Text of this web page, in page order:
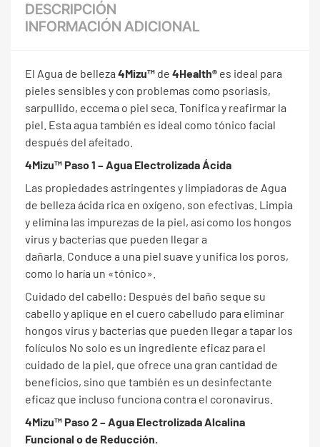
DESCRIPCIÓN
INFORMACIÓN ADICIONAL
El Agua de belleza 4Mizu™ de 4Health® es ideal para
pieles sensibles y con problemas como psoriasis,
sarpullido, eccema o piel seca. Tonifica y reafirmar la
piel. Esta agua también es ideal como tónico facial
después del afeitado.
4Mizu™ Paso 1 – Agua Electrolizada Ácida
Las propiedades astringentes y limpiadoras de Agua
de belleza ácida rica en oxígeno, son efectivas. Limpia
y elimina las impurezas de la piel, así como los hongos
virus y bacterias que pueden llegar a
dañarla. Conduce a una piel suave y unifica los poros,
como lo haría un «tónico».
Cuidado del cabello: Después del baño seque su
cabello y aplique en el cuero cabelludo para eliminar
hongos virus y bacterias que pueden llegar a tapar los
folículos No solo es un ingrediente eficaz para el
cuidado de la piel, que ofrece una gran cantidad de
beneficios, sino que también es un desinfectante
eficaz que incluso funciona contra el coronavirus.
4Mizu™ Paso 2 – Agua Electrolizada Alcalina
Funcional o de Reducción.